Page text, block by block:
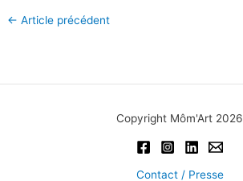
← Article précédent
Copyright Môm'Art 2026
Contact / Presse